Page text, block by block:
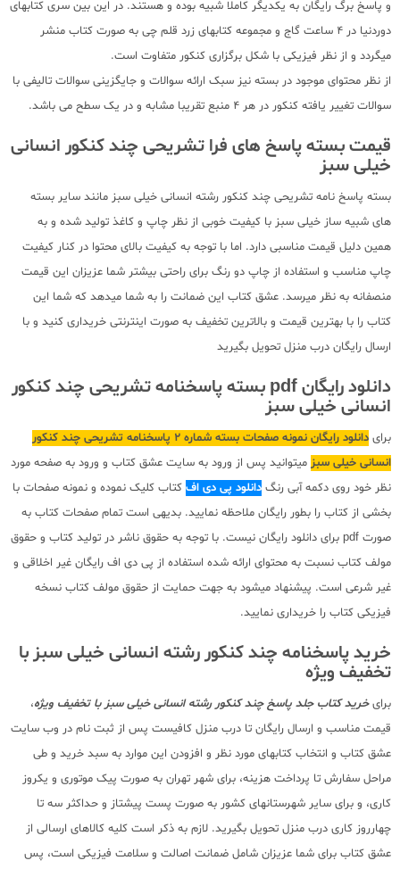
و پاسخ برگ رایگان به یکدیگر کاملا شبیه بوده و هستند. در این بین سری کتابهای
دوردنیا در 4 ساعت گاج و مجموعه کتابهای زرد قلم چی به صورت کتاب منشر
میگردد و از نظر فیزیکی با شکل برگزاری کنکور متفاوت است.
از نظر محتوای موجود در بسته نیز سبک ارائه سوالات و جایگزینی سوالات تالیفی با
سوالات تغییر یافته کنکور در هر 4 منبع تقریبا مشابه و در یک سطح می باشد.
قیمت بسته پاسخ های فرا تشریحی چند کنکور انسانی
خیلی سبز
بسته پاسخ نامه تشریحی چند کنکور رشته انسانی خیلی سبز مانند سایر بسته
های شبیه ساز خیلی سبز با کیفیت خوبی از نظر چاپ و کاغذ تولید شده و به
همین دلیل قیمت مناسبی دارد. اما با توجه به کیفیت بالای محتوا در کنار کیفیت
چاپ مناسب و استفاده از چاپ دو رنگ برای راحتی بیشتر شما عزیزان این قیمت
منصفانه به نظر میرسد. عشق کتاب این ضمانت را به شما میدهد که شما این
کتاب را با بهترین قیمت و بالاترین تخفیف به صورت اینترنتی خریداری کنید و با
ارسال رایگان درب منزل تحویل بگیرید
دانلود رایگان pdf بسته پاسخنامه تشریحی چند کنکور
انسانی خیلی سبز
برای
دانلود رایگان نمونه صفحات بسته شماره 2 پاسخنامه تشریحی چند کنکور
انسانی خیلی سبز میتوانید پس از ورود به سایت عشق کتاب و ورود به صفحه مورد
نظر خود روی دکمه آبی رنگ دانلود پی دی اف کتاب کلیک نموده و نمونه صفحات با
بخشی از کتاب را بطور رایگان ملاحظه نمایید. بدیهی است تمام صفحات کتاب به
صورت pdf برای دانلود رایگان نیست. با توجه به حقوق ناشر در تولید کتاب و حقوق
مولف کتاب نسبت به محتوای ارائه شده استفاده از پی دی اف رایگان غیر اخلاقی و
غیر شرعی است. پیشنهاد میشود به جهت حمایت از حقوق مولف کتاب نسخه
فیزیکی کتاب را خریداری نمایید.
خرید پاسخنامه چند کنکور رشته انسانی خیلی سبز با
تخفیف ویژه
برایخرید کتاب جلد پاسخ چند کنکور رشته انسانی خیلی سبز با تخفیف ویژه،
قیمت مناسب و ارسال رایگان تا درب منزل کافیست پس از ثبت نام در وب سایت
عشق کتاب و انتخاب کتابهای مورد نظر و افزودن این موارد به سبد خرید و طی
مراحل سفارش تا پرداخت هزینه، برای شهر تهران به صورت پیک موتوری و یکروز
کاری، و برای سایر شهرستانهای کشور به صورت پست پیشتاز و حداکثر سه تا
چهارروز کاری درب منزل تحویل بگیرید. لازم به ذکر است کلیه کالاهای ارسالی از
عشق کتاب برای شما عزیزان شامل ضمانت اصالت و سلامت فیزیکی است، پس